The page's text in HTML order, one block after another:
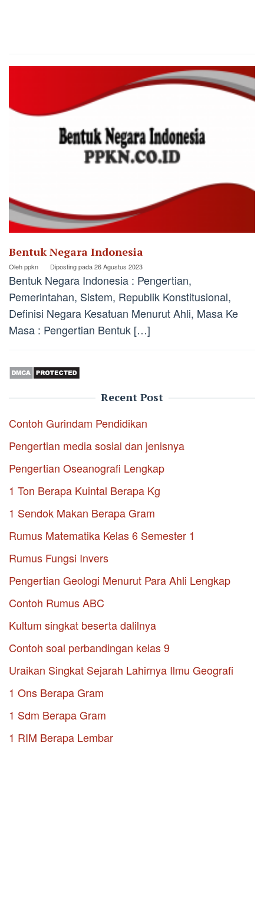
Bentuk Negara Indonesia
Olehppkn Diposting pada26 Agustus 2023
Bentuk Negara Indonesia : Pengertian,
Pemerintahan, Sistem, Republik Konstitusional,
Definisi Negara Kesatuan Menurut Ahli, Masa Ke
Masa : Pengertian Bentuk […]
Recent Post
Contoh Gurindam Pendidikan
Pengertian media sosial dan jenisnya
Pengertian Oseanografi Lengkap
1 Ton Berapa Kuintal Berapa Kg
1 Sendok Makan Berapa Gram
Rumus Matematika Kelas 6 Semester 1
Rumus Fungsi Invers
Pengertian Geologi Menurut Para Ahli Lengkap
Contoh Rumus ABC
Kultum singkat beserta dalilnya
Contoh soal perbandingan kelas 9
Uraikan Singkat Sejarah Lahirnya Ilmu Geografi
1 Ons Berapa Gram
1 Sdm Berapa Gram
1 RIM Berapa Lembar